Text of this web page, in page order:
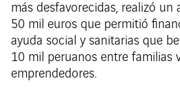
más desfavorecidas, realizó
50 mil euros que permitió
ayuda social y sanitarias que
10 mil peruanos entre familias
emprendedores.